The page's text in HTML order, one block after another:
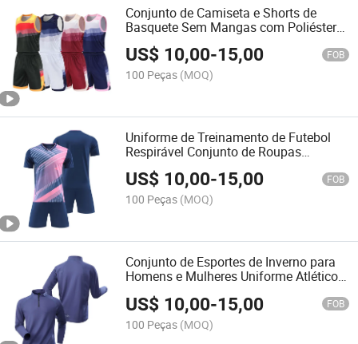
Conjunto de Camiseta e Shorts de
Basquete Sem Mangas com Poliéster
que Remove a Umidade
US$ 10,00-15,00 FOB
100 Peças (MOQ)
Uniforme de Treinamento de Futebol
Respirável Conjunto de Roupas
Esportivas de Secagem Rápida
Uniforme de Esporte de Futebol
US$ 10,00-15,00 FOB
100 Peças (MOQ)
Conjunto de Esportes de Inverno para
Homens e Mulheres Uniforme Atlético
US$ 10,00-15,00 FOB
100 Peças (MOQ)